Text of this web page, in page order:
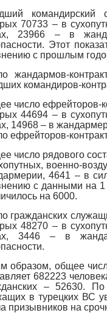
командирский
70733 – в
23966 – в
Этот
с прошлым
жандармов-
командиров-
число ефрейторов-
44694 – в
14968 – в
ефрейторов-
число рядового
военно-
4641 – в
с данными на 1
на 6000.
гражданских
48270 – в
3446 – в
образом, общее
682223
– 52630.
в турецких ВС
призывников на